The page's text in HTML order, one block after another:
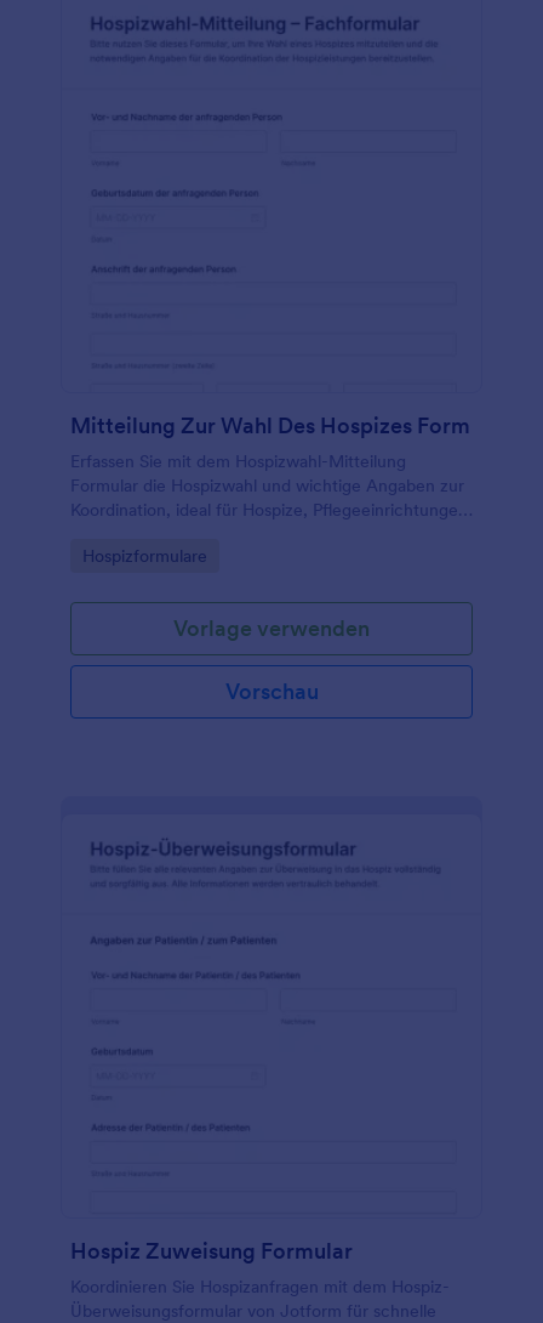
Mitteilung Zur Wahl Des Hospizes Form
Erfassen Sie mit dem Hospizwahl-Mitteilung
Formular die Hospizwahl und wichtige Angaben zur
Koordination, ideal für Hospize, Pflegeeinrichtungen
über Jotform nutzen möchten.
Go to Category:
Hospizformulare
Vorlage verwenden
Vorschau
Hospiz Zuweisung Formular
Koordinieren Sie Hospizanfragen mit dem Hospiz-
Überweisungsformular von Jotform für schnelle